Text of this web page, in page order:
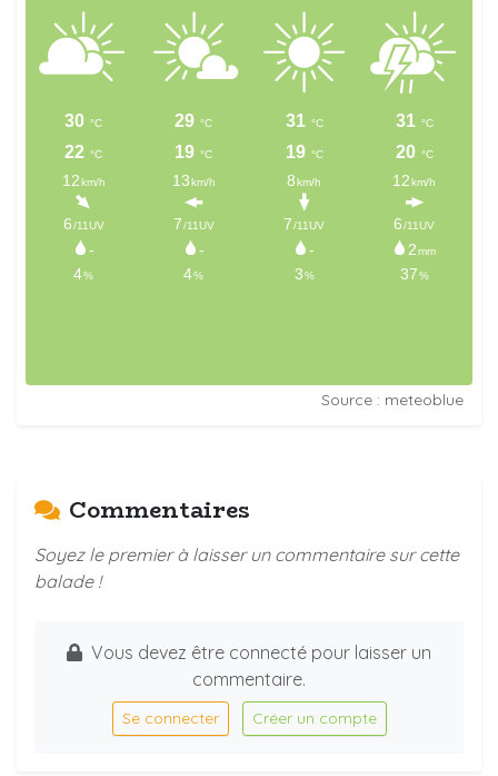
Source : meteoblue
Commentaires
Soyez le premier à laisser un commentaire sur cette
balade !
Vous devez être connecté pour laisser un
commentaire.
Se connecter Créer un compte